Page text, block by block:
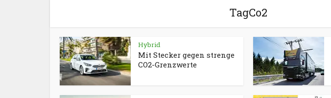
TagCo2
Hybrid
Mit Stecker gegen strenge
CO2-Grenzwerte